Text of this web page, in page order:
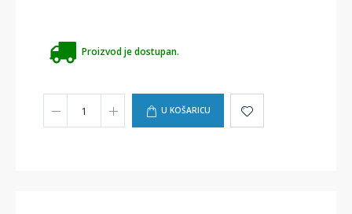
Proizvod je dostupan.
U KOŠARICU